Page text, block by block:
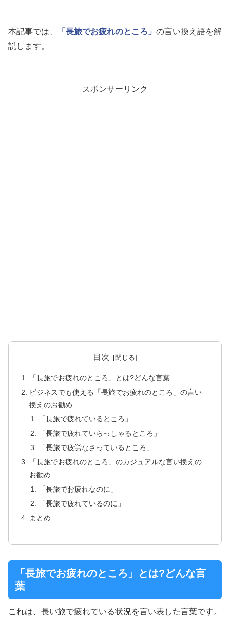
本記事では、 「長旅でお疲れのところ」 の言い換え語を解
説します。
スポンサーリンク
目次
「長旅でお疲れのところ」とは?どんな言葉
ビジネスでも使える「長旅でお疲れのところ」の言い
換えのお勧め
「長旅で疲れているところ」
「長旅で疲れていらっしゃるところ」
「長旅で疲労なさっているところ」
「長旅でお疲れのところ」のカジュアルな言い換えの
お勧め
「長旅でお疲れなのに」
「長旅で疲れているのに」
まとめ
「長旅でお疲れのところ」とは?どんな言
葉
これは、長い旅で疲れている状況を言い表した言葉です。